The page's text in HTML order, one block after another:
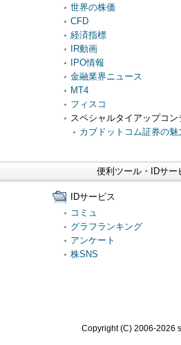
世界の株価
CFD
経済指標
IR動画
IPO情報
金融業界ニュース
MT4
フィスコ
スペシャルタイアップコン
カブドットコム証券の魅
便利ツール・IDサー
IDサービス
コミュ
グラフランキング
アンケート
株SNS
Copyright (C) 2006-2026